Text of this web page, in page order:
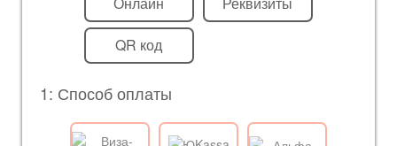
QR код
1: Способ оплаты